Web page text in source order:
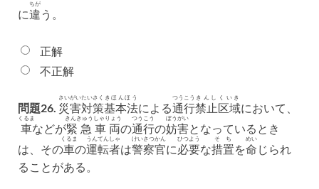
に違
ちが
う。
正解
不正解
問題26. 災害
さいがい
対策
たいさく
基本法
きほんほう
による通行
つうこう
禁止
きんし
区域
くいき
において、
車
くるま
などが緊急
きんきゅう
車両
しゃりょう
の通行
つうこう
の妨害
ぼうがい
となっているとき
は、その車
くるま
の運転者
うんてんしゃ
は警察官
けいさつかん
に必要
ひつよう
な措置
そち
を命
めい
じられ
ることがある。